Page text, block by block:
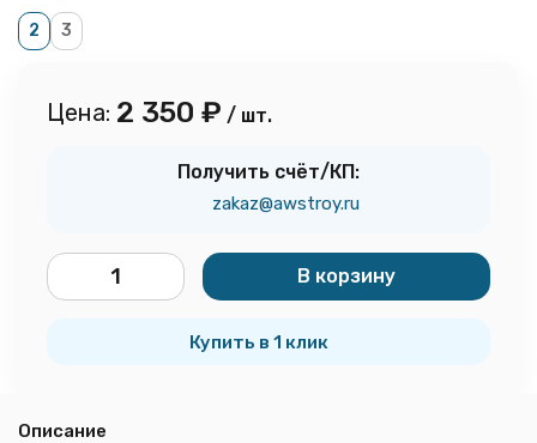
2 3
Цена: 2 350 ₽ / шт.
Получить счёт/КП:
zakaz@awstroy.ru
В корзину
Купить в 1 клик
Описание